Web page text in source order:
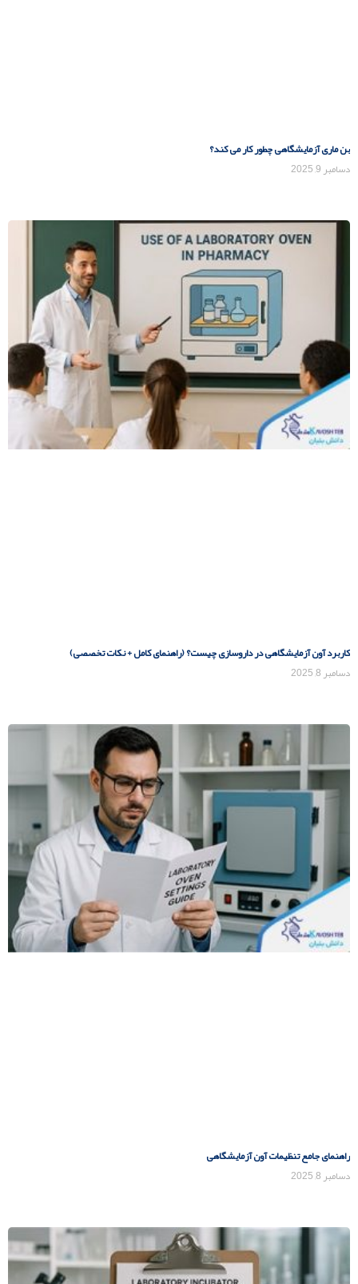
بن ماری آزمایشگاهی چطور کار می کند؟
دسامبر 9, 2025
کاربرد آون آزمایشگاهی در داروسازی چیست؟ (راهنمای کامل + نکات تخصصی)
دسامبر 8, 2025
راهنمای جامع تنظیمات آون آزمایشگاهی
دسامبر 8, 2025